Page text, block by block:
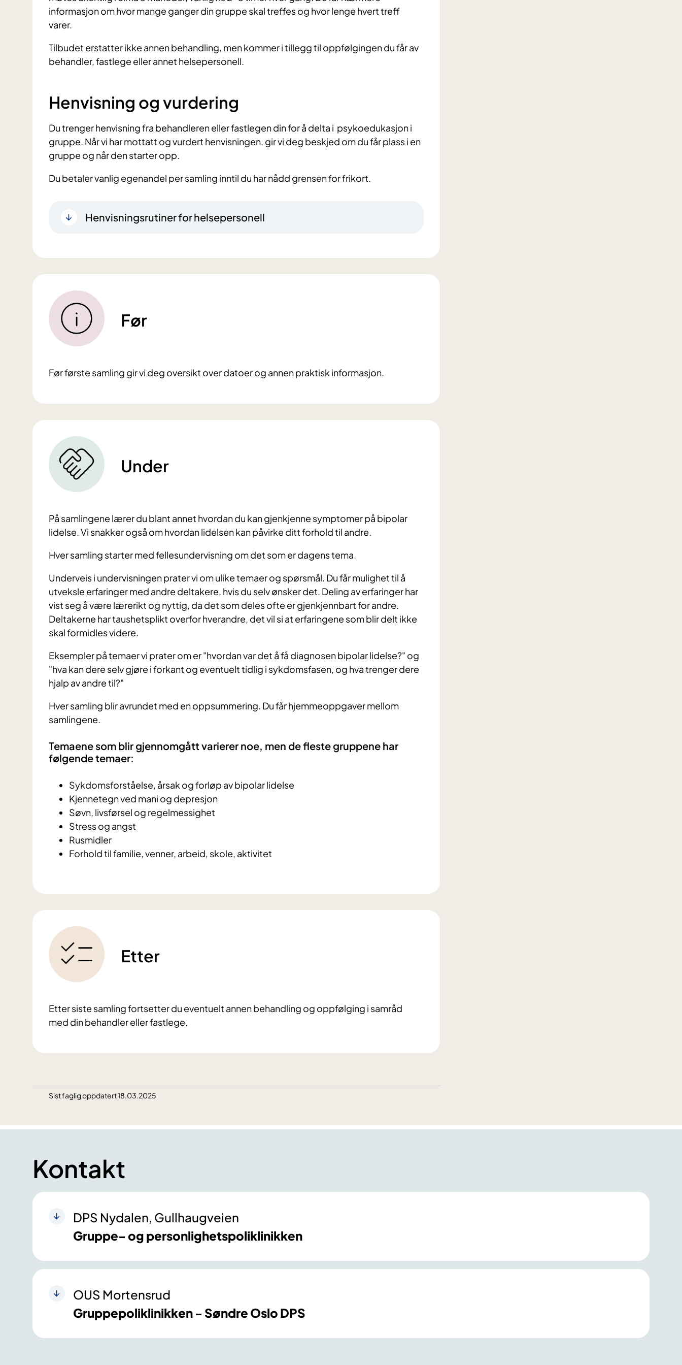
informasjon om hvor mange ganger din gruppe skal treffes og hvor lenge hvert treff
varer.
Tilbudet erstatter ikke annen behandling, men kommer i tillegg til oppfølgingen du får av
behandler, fastlege eller annet helsepersonell.
Henvisning og vurdering
Du trenger henvisning fra behandleren eller fastlegen din for å delta i psykoedukasjon i
gruppe. Når vi har mottatt og vurdert henvisningen, gir vi deg beskjed om du får plass i en
gruppe og når den starter opp.
Du betaler vanlig egenandel per samling inntil du har nådd grensen for frikort.
Henvisningsrutiner for helsepersonell
Før
Før første samling gir vi deg oversikt over datoer og annen praktisk informasjon.
Under
På samlingene lærer du blant annet hvordan du kan gjenkjenne symptomer på bipolar
lidelse. Vi snakker også om hvordan lidelsen kan påvirke ditt forhold til andre.
Hver samling starter med fellesundervisning om det som er dagens tema.
Underveis i undervisningen prater vi om ulike temaer og spørsmål. Du får mulighet til å
utveksle erfaringer med andre deltakere, hvis du selv ønsker det. Deling av erfaringer har
vist seg å være lærerikt og nyttig, da det som deles ofte er gjenkjennbart for andre.
Deltakerne har taushetsplikt overfor hverandre, det vil si at erfaringene som blir delt ikke
skal formidles videre.
Eksempler på temaer vi prater om er "hvordan var det å få diagnosen bipolar lidelse?" og
"hva kan dere selv gjøre i forkant og eventuelt tidlig i sykdomsfasen, og hva trenger dere
hjalp av andre til?"
Hver samling blir avrundet med en oppsummering. Du får hjemmeoppgaver mellom
samlingene.
Temaene som blir gjennomgått varierer noe, men de fleste gruppene har
følgende temaer:
Sykdomsforståelse, årsak og forløp av bipolar lidelse
Kjennetegn ved mani og depresjon
Søvn, livsførsel og regelmessighet
Stress og angst
Rusmidler
Forhold til familie, venner, arbeid, skole, aktivitet
Etter
Etter siste samling fortsetter du eventuelt annen behandling og oppfølging i samråd
med din behandler eller fastlege.
Sist faglig oppdatert 18.03.2025
Kontakt
DPS Nydalen, Gullhaugveien
Gruppe- og personlighetspoliklinikken
OUS Mortensrud
Gruppepoliklinikken - Søndre Oslo DPS